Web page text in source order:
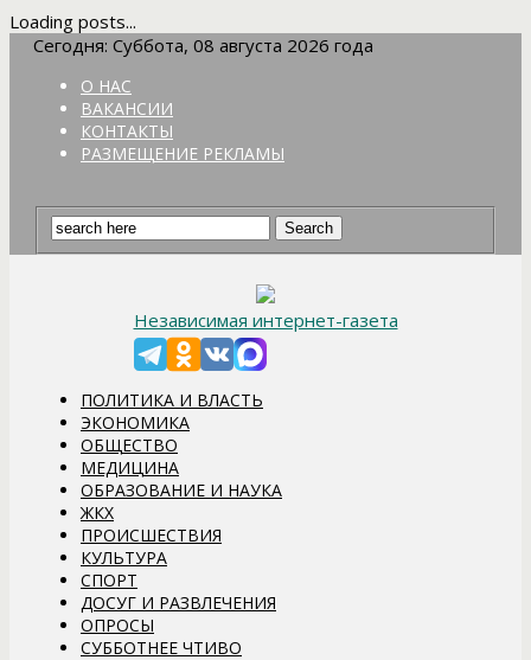
Loading posts...
Сегодня: Суббота, 08 августа 2026 года
О НАС
ВАКАНСИИ
КОНТАКТЫ
РАЗМЕЩЕНИЕ РЕКЛАМЫ
Независимая интернет-газета
ПОЛИТИКА И ВЛАСТЬ
ЭКОНОМИКА
ОБЩЕСТВО
МЕДИЦИНА
ОБРАЗОВАНИЕ И НАУКА
ЖКХ
ПРОИСШЕСТВИЯ
КУЛЬТУРА
СПОРТ
ДОСУГ И РАЗВЛЕЧЕНИЯ
ОПРОСЫ
СУББОТНЕЕ ЧТИВО